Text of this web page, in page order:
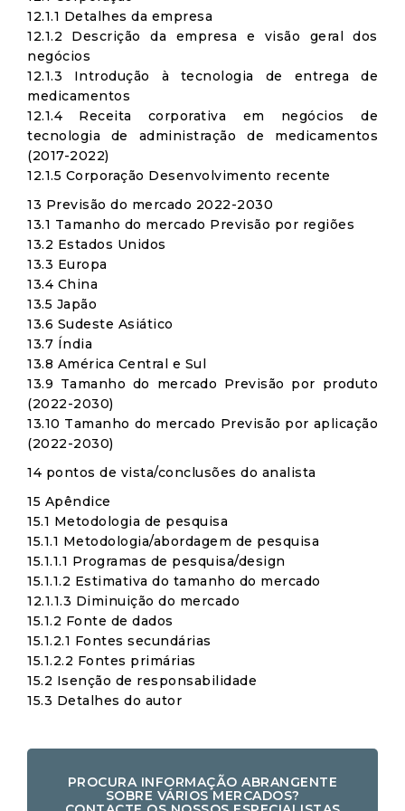
12.1.1 Detalhes da empresa
12.1.2 Descrição da empresa e visão geral dos
negócios
12.1.3 Introdução à tecnologia de entrega de
medicamentos
12.1.4 Receita corporativa em negócios de
tecnologia de administração de medicamentos
(2017-2022)
12.1.5 Corporação Desenvolvimento recente
13 Previsão do mercado 2022-2030
13.1 Tamanho do mercado Previsão por regiões
13.2 Estados Unidos
13.3 Europa
13.4 China
13.5 Japão
13.6 Sudeste Asiático
13.7 Índia
13.8 América Central e Sul
13.9 Tamanho do mercado Previsão por produto
(2022-2030)
13.10 Tamanho do mercado Previsão por aplicação
(2022-2030)
14 pontos de vista/conclusões do analista
15 Apêndice
15.1 Metodologia de pesquisa
15.1.1 Metodologia/abordagem de pesquisa
15.1.1.1 Programas de pesquisa/design
15.1.1.2 Estimativa do tamanho do mercado
12.1.1.3 Diminuição do mercado
15.1.2 Fonte de dados
15.1.2.1 Fontes secundárias
15.1.2.2 Fontes primárias
15.2 Isenção de responsabilidade
15.3 Detalhes do autor
PROCURA INFORMAÇÃO ABRANGENTE
SOBRE VÁRIOS MERCADOS?